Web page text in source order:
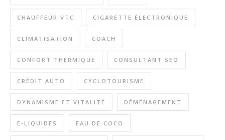
CHAUFFEUR VTC CIGARETTE ÉLECTRONIQUE
CLIMATISATION COACH
CONFORT THERMIQUE CONSULTANT SEO
CRÉDIT AUTO CYCLOTOURISME
DYNAMISME ET VITALITÉ DÉMÉNAGEMENT
E-LIQUIDES EAU DE COCO